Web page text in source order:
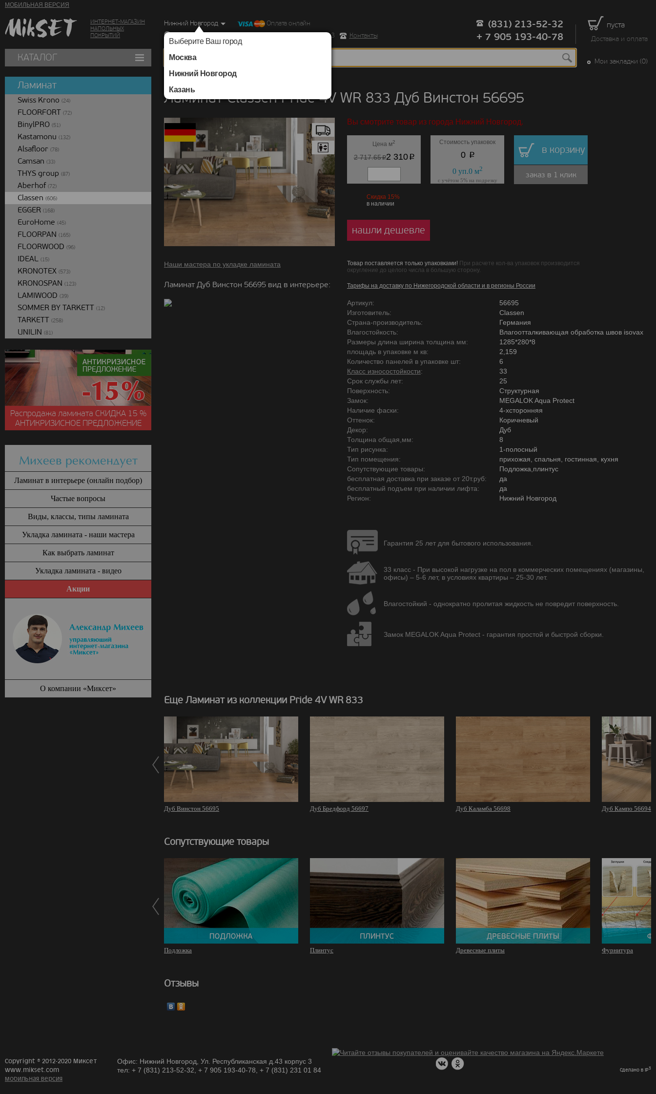
МОБИЛЬНАЯ ВЕРСИЯ
ИНТЕРНЕТ-МАГАЗИН
НАПОЛЬНЫХ
ПОКРЫТИЙ
пуста
Доставка и оплата
Нижний Новгород
Выберите Ваш город
Москва
Нижний Новгород
Казань
Оплата онлайн
г. Нижний Новгород, Ул. Республиканская д.43 корпус 3
Контакты
(831) 213-52-32
+ 7 905 193-40-78
КАТАЛОГ Мои закладки (0)
Ламинат Classen Pride 4V WR 833 Дуб Винстон 56695
Наши мастера по укладке ламината
Ламинат Дуб Винстон 56695 вид в интерьере:
Вы смотрите товар из города Нижний Новгород.
Цена м2
2 717.65p2 310p
Стоимость упаковок
0 p
0уп.0м2
с учётом 5% на подрезку
в корзину
заказ в 1 клик
Скидка 15%
в наличии
нашли дешевле
Товар поставляется только упаковками! При расчете кол-ва упаковок производится
округление до целого числа в большую сторону.
Тарифы на доставку по Нижегородской области и в регионы России
Артикул:
56695
Изготовитель:
Classen
Страна-производитель:
Германия
Влагостойкость:
Влагоотталкивающая обработка швов isovax
Размеры длина ширина толщина мм:
1285*280*8
площадь в упаковке м кв:
2,159
Количество панелей в упаковке шт:
6
Класс износостойкости:
33
Срок службы лет:
25
Поверхность:
Структурная
Замок:
MEGALOK Aqua Protect
Наличие фаски:
4-хсторонняя
Оттенок:
Коричневый
Декор:
Дуб
Толщина общая,мм:
8
Тип рисунка:
1-полосный
Тип помещения:
прихожая, спальня, гостинная, кухня
Сопутствующие товары:
Подложка,плинтус
бесплатная доставка при заказе от 20т.руб:
да
бесплатный подъем при наличии лифта:
да
Регион:
Нижний Новгород
Гарантия 25 лет для бытового использования.
33 класс - При высокой нагрузке на пол в коммерческих помещениях (магазины,
офисы) – 5-6 лет, в условиях квартиры – 25-30 лет.
Влагостойкий - однократно пролитая жидкость не повредит поверхность.
Замок MEGALOK Aqua Protect - гарантия простой и быстрой сборки.
Еще Ламинат из коллекции Pride 4V WR 833
Дуб Винстон 56695 Дуб Бредфорд 56697 Дуб Каламба 56698 Дуб Кампо 56694
Сопутствующие товары
Подложка Плинтус Древесные плиты Фурнитура
Отзывы
Ламинат
Swiss Krono (24)
FLOORFORT (72)
BinylPRO (51)
Kastamonu (132)
Alsafloor (78)
Camsan (33)
THYS group (87)
Aberhof (72)
Classen (606)
EGGER (168)
EuroHome (45)
FLOORPAN (165)
FLOORWOOD (96)
IDEAL (15)
KRONOTEX (573)
KRONOSPAN (123)
LAMIWOOD (39)
SOMMER BY TARKETT (12)
TARKETT (258)
UNILIN (81)
Распродажа ламината СКИДКА15 %
АНТИКРИЗИСНОЕ ПРЕДЛОЖЕНИЕ
Михеев рекомендует
Ламинат в интерьере (онлайн подбор)
Частые вопросы
Виды, классы, типы ламината
Укладка ламината - наши мастера
Как выбрать ламинат
Укладка ламината - видео
Акции
О компании «Миксет»
Copyright © 2012-2020 Миксет
www.mikset.com
мобильная версия
Офис: Нижний Новгород, Ул. Республиканская д.43 корпус 3
тел: + 7 (831) 213-52-32, + 7 905 193-40-78, + 7 (831) 231 01 84
Сделано в IP3